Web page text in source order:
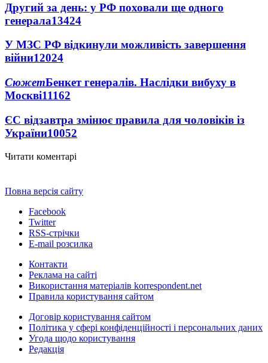
Другий за день: у РФ поховали ще одного
генерала13424
У МЗС РФ відкинули можливість завершення
війни12024
СюжетБенкет генералів. Наслідки вибуху в
Москві11162
ЄС відзавтра змінює правила для чоловіків із
України10052
Читати коментарі
Повна версія сайту
Facebook
Twitter
RSS-стрічки
E-mail розсилка
Контакти
Реклама на сайті
Використання матеріалів korrespondent.net
Правила користування сайтом
Договір користування сайтом
Політика у сфері конфіденційності і персональних даних
Угода щодо користування
Редакція